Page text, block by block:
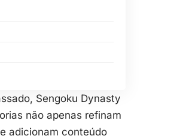
Sengoku Dynasty
não apenas refinam
adicionam conteúdo